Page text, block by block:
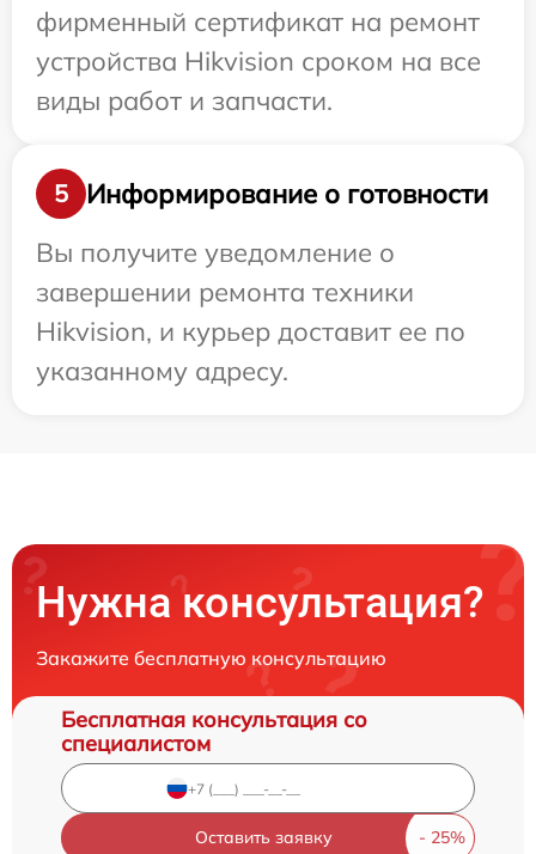
фирменный сертификат на ремонт
устройства Hikvision сроком на все
виды работ и запчасти.
5
Информирование о готовности
Вы получите уведомление о
завершении ремонта техники
Hikvision, и курьер доставит ее по
указанному адресу.
Нужна консультация?
Закажите бесплатную консультацию
Бесплатная консультация со
специалистом
Оставить заявку